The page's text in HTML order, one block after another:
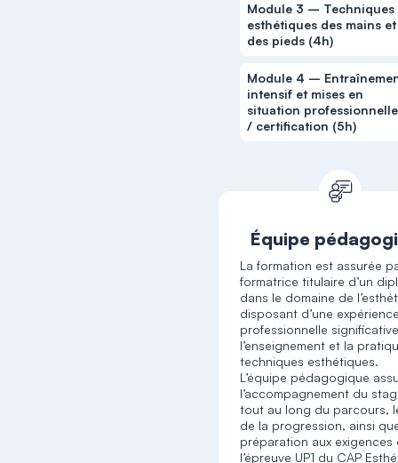
Module 3 – Techniques
esthétiques des mains et
des pieds (4h)
Module 4 –
intensif et mises en
situation
/ certification (5h)
Équipe
La formation est assurée
formatrice titulaire d’un
dans le domaine de
disposant d’une
professionnelle
l’enseignement et la
techniques esthétiques.
L’équipe pédagogique
l’accompagnement du
tout au long du parcours,
de la progression, ainsi
préparation aux exigences
l’épreuve UP1 du CAP